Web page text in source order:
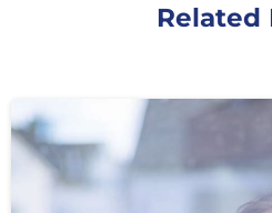
Related
Probe A kam als
Probe B wurde nur auf
gelegt.
Probe C bekam